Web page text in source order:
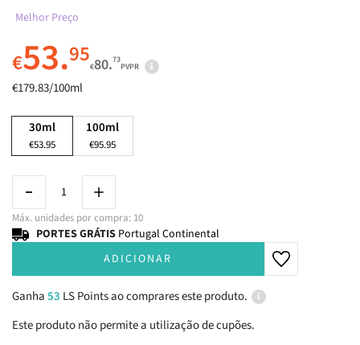
Melhor Preço
€53.95€80.73
PVPR
€179.83/100ml
30ml
€53.95
100ml
€95.95
Máx. unidades por compra: 10
PORTES GRÁTIS Portugal Continental
ADICIONAR
Ganha53 LS Points ao comprares este produto.
Este produto não permite a utilização de cupões.